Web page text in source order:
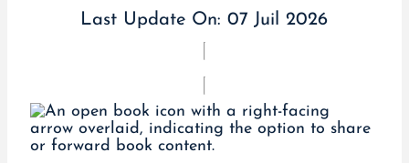
Last Update On: 07 Juil 2026